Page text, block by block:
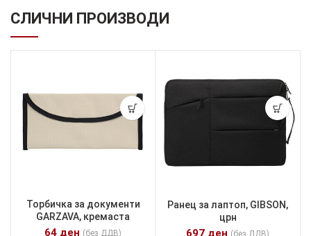
СЛИЧНИ ПРОИЗВОДИ
Торбичка за документи
GARZAVA, кремаста
64 ден (без ДДВ)
Ранец за лаптоп, GIBSON,
црн
697 ден (без ДДВ)